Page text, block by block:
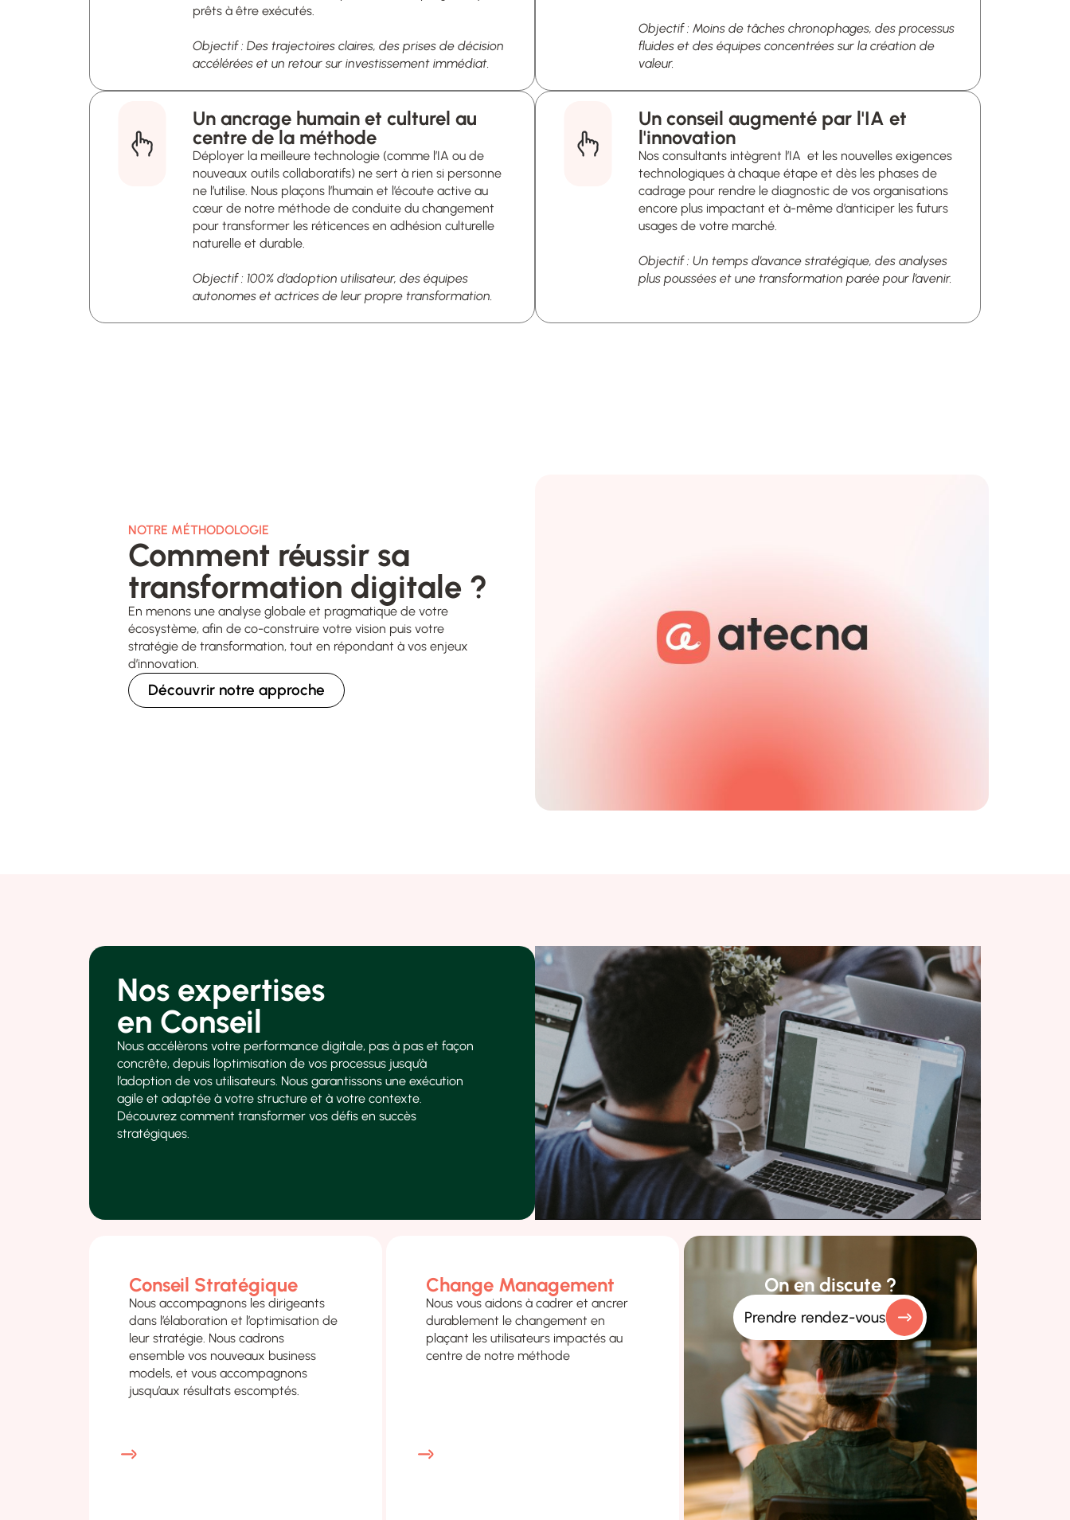
prêts à être exécutés.
Objectif : Des trajectoires claires, des prises de décision
accélérées et un retour sur investissement immédiat.
Objectif : Moins de tâches chronophages, des processus
fluides et des équipes concentrées sur la création de
valeur.
Un ancrage humain et culturel au
centre de la méthode
Déployer la meilleure technologie (comme l’IA ou de
nouveaux outils collaboratifs) ne sert à rien si personne
ne l’utilise. Nous plaçons l’humain et l’écoute active au
cœur de notre méthode de conduite du changement
pour transformer les réticences en adhésion culturelle
naturelle et durable.
Objectif : 100% d’adoption utilisateur, des équipes
autonomes et actrices de leur propre transformation.
Un conseil augmenté par l'IA et
l'innovation
Nos consultants intègrent l’IA et les nouvelles exigences
technologiques à chaque étape et dès les phases de
cadrage pour rendre le diagnostic de vos organisations
encore plus impactant et à-même d’anticiper les futurs
usages de votre marché.
Objectif : Un temps d’avance stratégique, des analyses
plus poussées et une transformation parée pour l’avenir.
Comment réussir sa
En menons une analyse globale et pragmatique de votre
écosystème, afin de co-construire votre vision puis votre
stratégie de transformation, tout en répondant à vos enjeux
d’innovation.
Découvrir notre approche
Nos expertises
en Conseil
Nous accélèrons votre performance digitale, pas à pas et façon
concrête, depuis l’optimisation de vos processus jusqu’à
l’adoption de vos utilisateurs. Nous garantissons une exécution
agile et adaptée à votre structure et à votre contexte.
Découvrez comment transformer vos défis en succès
stratégiques.
Conseil Stratégique
Nous accompagnons les dirigeants
dans l’élaboration et l’optimisation de
leur stratégie. Nous cadrons
ensemble vos nouveaux business
models, et vous accompagnons
jusqu’aux résultats escomptés.
Change Management
Nous vous aidons à cadrer et ancrer
durablement le changement en
plaçant les utilisateurs impactés au
centre de notre méthode
On en discute ?
Prendre rendez-vous